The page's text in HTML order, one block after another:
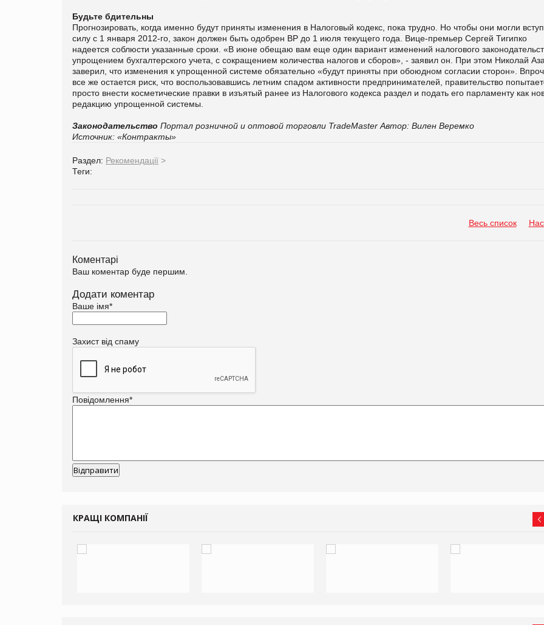
Будьте бдительны
Прогнозировать, когда именно будут приняты изменения в Налоговый кодекс, пока трудно. Но чтобы они могли
силу с 1 января 2012-го, закон должен быть одобрен ВР до 1 июля текущего года. Вице-премьер Сергей Тигипко
надеется соблюсти указанные сроки. «В июне обещаю вам еще один вариант изменений налогового
упрощением бухгалтерского учета, с сокращением количества налогов и сборов», - заявил он. При этом Николай
заверил, что изменения к упрощенной системе обязательно «будут приняты при обоюдном согласии сторон».
все же остается риск, что воспользовавшись летним спадом активности предпринимателей, правительство
просто внести косметические правки в изъятый ранее из Налогового кодекса раздел и подать его парламенту как
редакцию упрощенной системы.
Законодательство Портал розничной и оптовой торговли TradeMaster Автор: Вилен Веремко
Источник: «Контракты»
Раздел: Рекомендації >
Теги:
Весь список
Коментарі
Ваш коментар буде першим.
Додати коментар
Ваше імя*
Захист від спаму
Повідомлення*
КРАЩІ КОМПАНІЇ